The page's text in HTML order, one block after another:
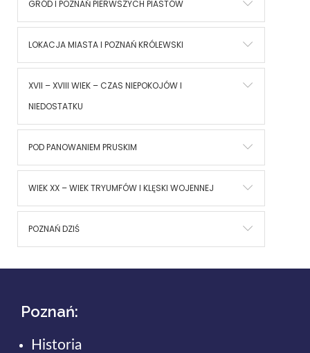
GRÓD I POZNAŃ PIERWSZYCH PIASTÓW
LOKACJA MIASTA I POZNAŃ KRÓLEWSKI
XVII – XVIII WIEK – CZAS NIEPOKOJÓW I
NIEDOSTATKU
POD PANOWANIEM PRUSKIM
WIEK XX – WIEK TRYUMFÓW I KLĘSKI WOJENNEJ
POZNAŃ DZIŚ
Poznań:
Historia